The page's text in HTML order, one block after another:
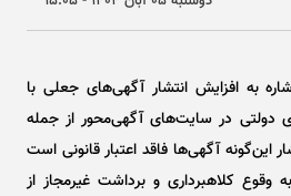
به افزایش انتشار آگهی‌های جعلی با
دولتی در سایت‌های آگهی‌محور از جمله
این‌گونه آگهی‌ها فاقد اعتبار قانونی است
وقوع کلاهبرداری و برداشت غیرمجاز از